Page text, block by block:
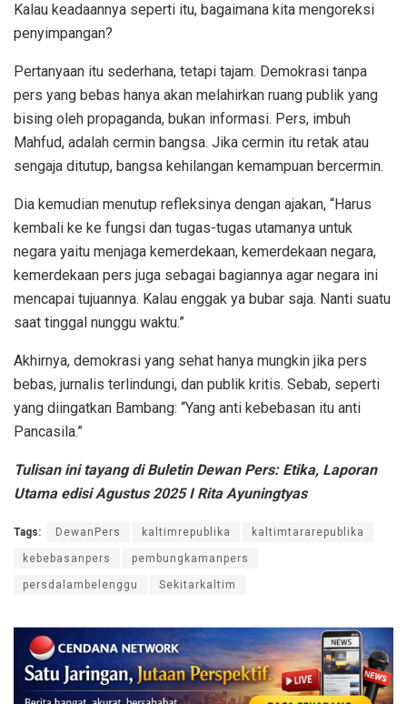
Kalau keadaannya seperti itu, bagaimana kita mengoreksi
penyimpangan?
Pertanyaan itu sederhana, tetapi tajam. Demokrasi tanpa
pers yang bebas hanya akan melahirkan ruang publik yang
bising oleh propaganda, bukan informasi. Pers, imbuh
Mahfud, adalah cermin bangsa. Jika cermin itu retak atau
sengaja ditutup, bangsa kehilangan kemampuan bercermin.
Dia kemudian menutup refleksinya dengan ajakan, “Harus
kembali ke ke fungsi dan tugas-tugas utamanya untuk
negara yaitu menjaga kemerdekaan, kemerdekaan negara,
kemerdekaan pers juga sebagai bagiannya agar negara ini
mencapai tujuannya. Kalau enggak ya bubar saja. Nanti suatu
saat tinggal nunggu waktu.”
Akhirnya, demokrasi yang sehat hanya mungkin jika pers
bebas, jurnalis terlindungi, dan publik kritis. Sebab, seperti
yang diingatkan Bambang: “Yang anti kebebasan itu anti
Pancasila.”
Tulisan ini tayang di Buletin Dewan Pers: Etika, Laporan
Utama edisi Agustus 2025 I Rita Ayuningtyas
Tags: DewanPers kaltimrepublika kaltimtararepublika
kebebasanpers pembungkamanpers
persdalambelenggu Sekitarkaltim